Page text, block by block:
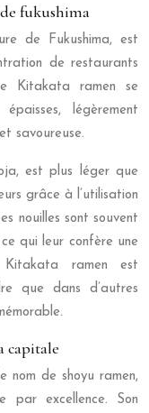
fukushima
de Fukushima, est
de restaurants
Kitakata ramen se
légèrement
savoureuse.
est plus léger que
grâce à l’utilisation
nouilles sont souvent
qui leur confère une
ramen est
que dans d’autres
capitale
nom de shoyu ramen,
par excellence. Son